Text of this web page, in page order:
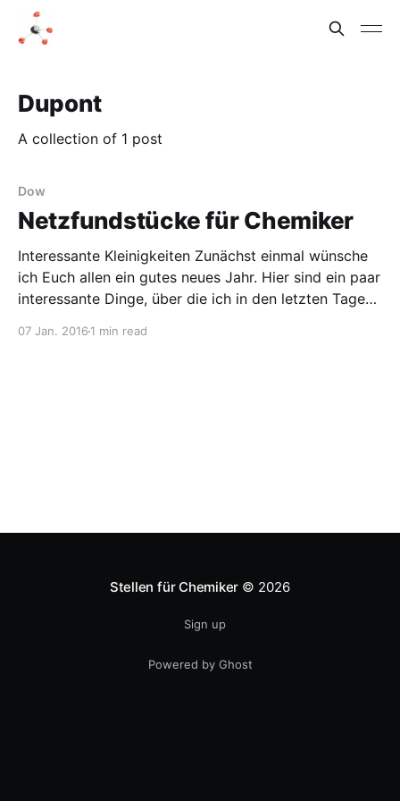
Dupont
A collection of 1 post
Dow
Netzfundstücke für Chemiker
Interessante Kleinigkeiten Zunächst einmal wünsche
ich Euch allen ein gutes neues Jahr. Hier sind ein paar
interessante Dinge, über die ich in den letzten Tagen
07 Jan. 2016 1 min read
Stellen für Chemiker © 2026
Sign up
Powered by Ghost